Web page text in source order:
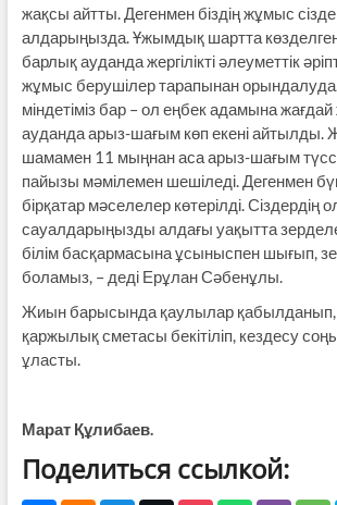
жақсы айтты. Дегенмен біздің жұмыс
алдарыңызда. Ұжымдық шартта
барлық ауданда жергілікті әлеуметтік
жұмыс берушілер тарапынан орындалуда.
міндетіміз бар – ол еңбек адамына
ауданда арыз-шағым көп екені
шамамен 11 мыңнан аса арыз-шағым
пайызы мәмілемен шешіледі. Дегенмен
бірқатар мәселелер көтерілді. Сіздердің
сауалдарыңызды алдағы уақытта
білім басқармасына ұсыныспен шығып,
боламыз, – деді Ерұлан Сәбенұлы.
Жиын барысында қаулылар
қаржылық сметасы бекітіліп, кездесу
ұласты.
Марат Құлибаев.
Поделиться ссылкой: